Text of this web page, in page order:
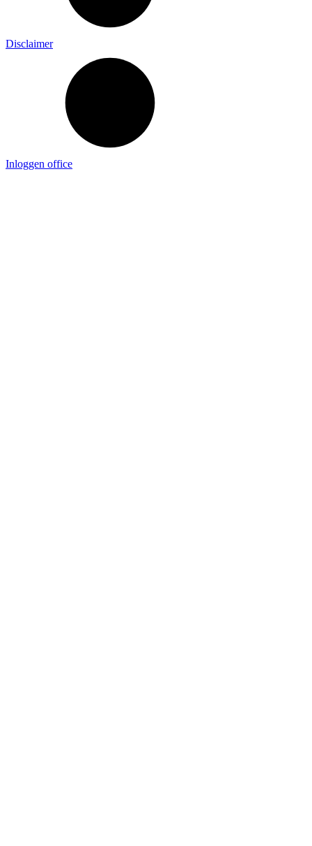
Disclaimer
Inloggen office